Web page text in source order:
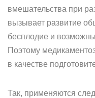
вмешательства при
вызывает развитие
бесплодие и
Поэтому
в качестве
Так, применяются